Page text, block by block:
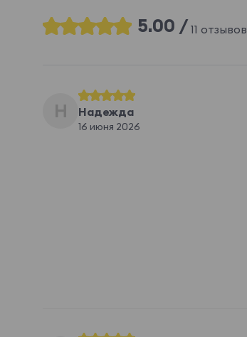
5.00 / 11 отзывов
Н Надежда
16 июня 2026